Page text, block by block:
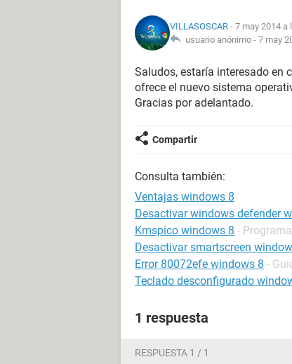
VILLASOSCAR - 7 may 2014 a
usuario anónimo - 7 may
Saludos, estaría interesado en
ofrece el nuevo sistema
Gracias por adelantado.
Compartir
Consulta también:
Ventajas windows 8
Desactivar windows defender
Kmspico windows 8 -
Desactivar smartscreen
Error 80072efe windows 8 -
Teclado desconfigurado
1 respuesta
RESPUESTA 1 / 1